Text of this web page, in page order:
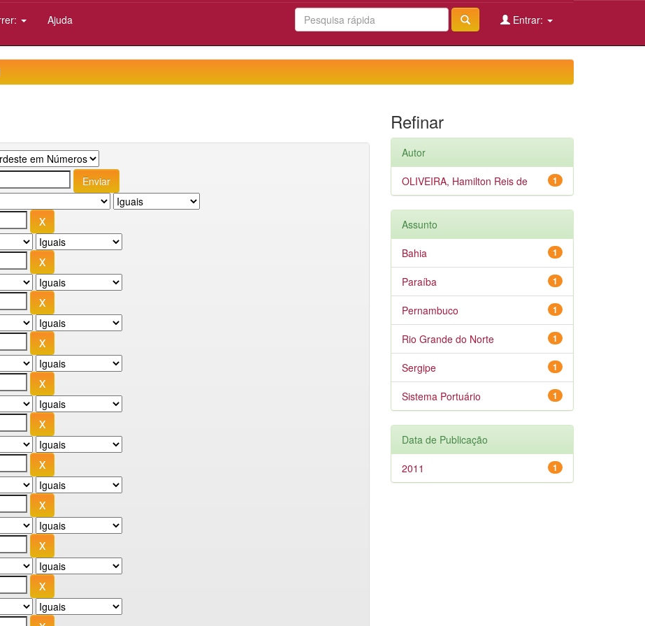
Ajuda Entrar:
Refinar
Autor
1
OLIVEIRA, Hamilton Reis de
Assunto
1
Bahia
1
Paraíba
1
Pernambuco
1
Rio Grande do Norte
1
Sergipe
1
Sistema Portuário
Data de Publicação
1
2011